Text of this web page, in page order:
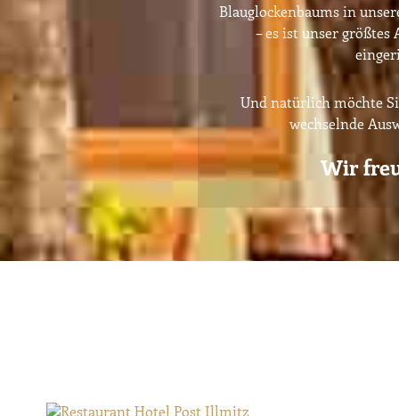
Blauglockenbaums in
– es ist unser
Und natürlich möchte
wechselnde
Wir